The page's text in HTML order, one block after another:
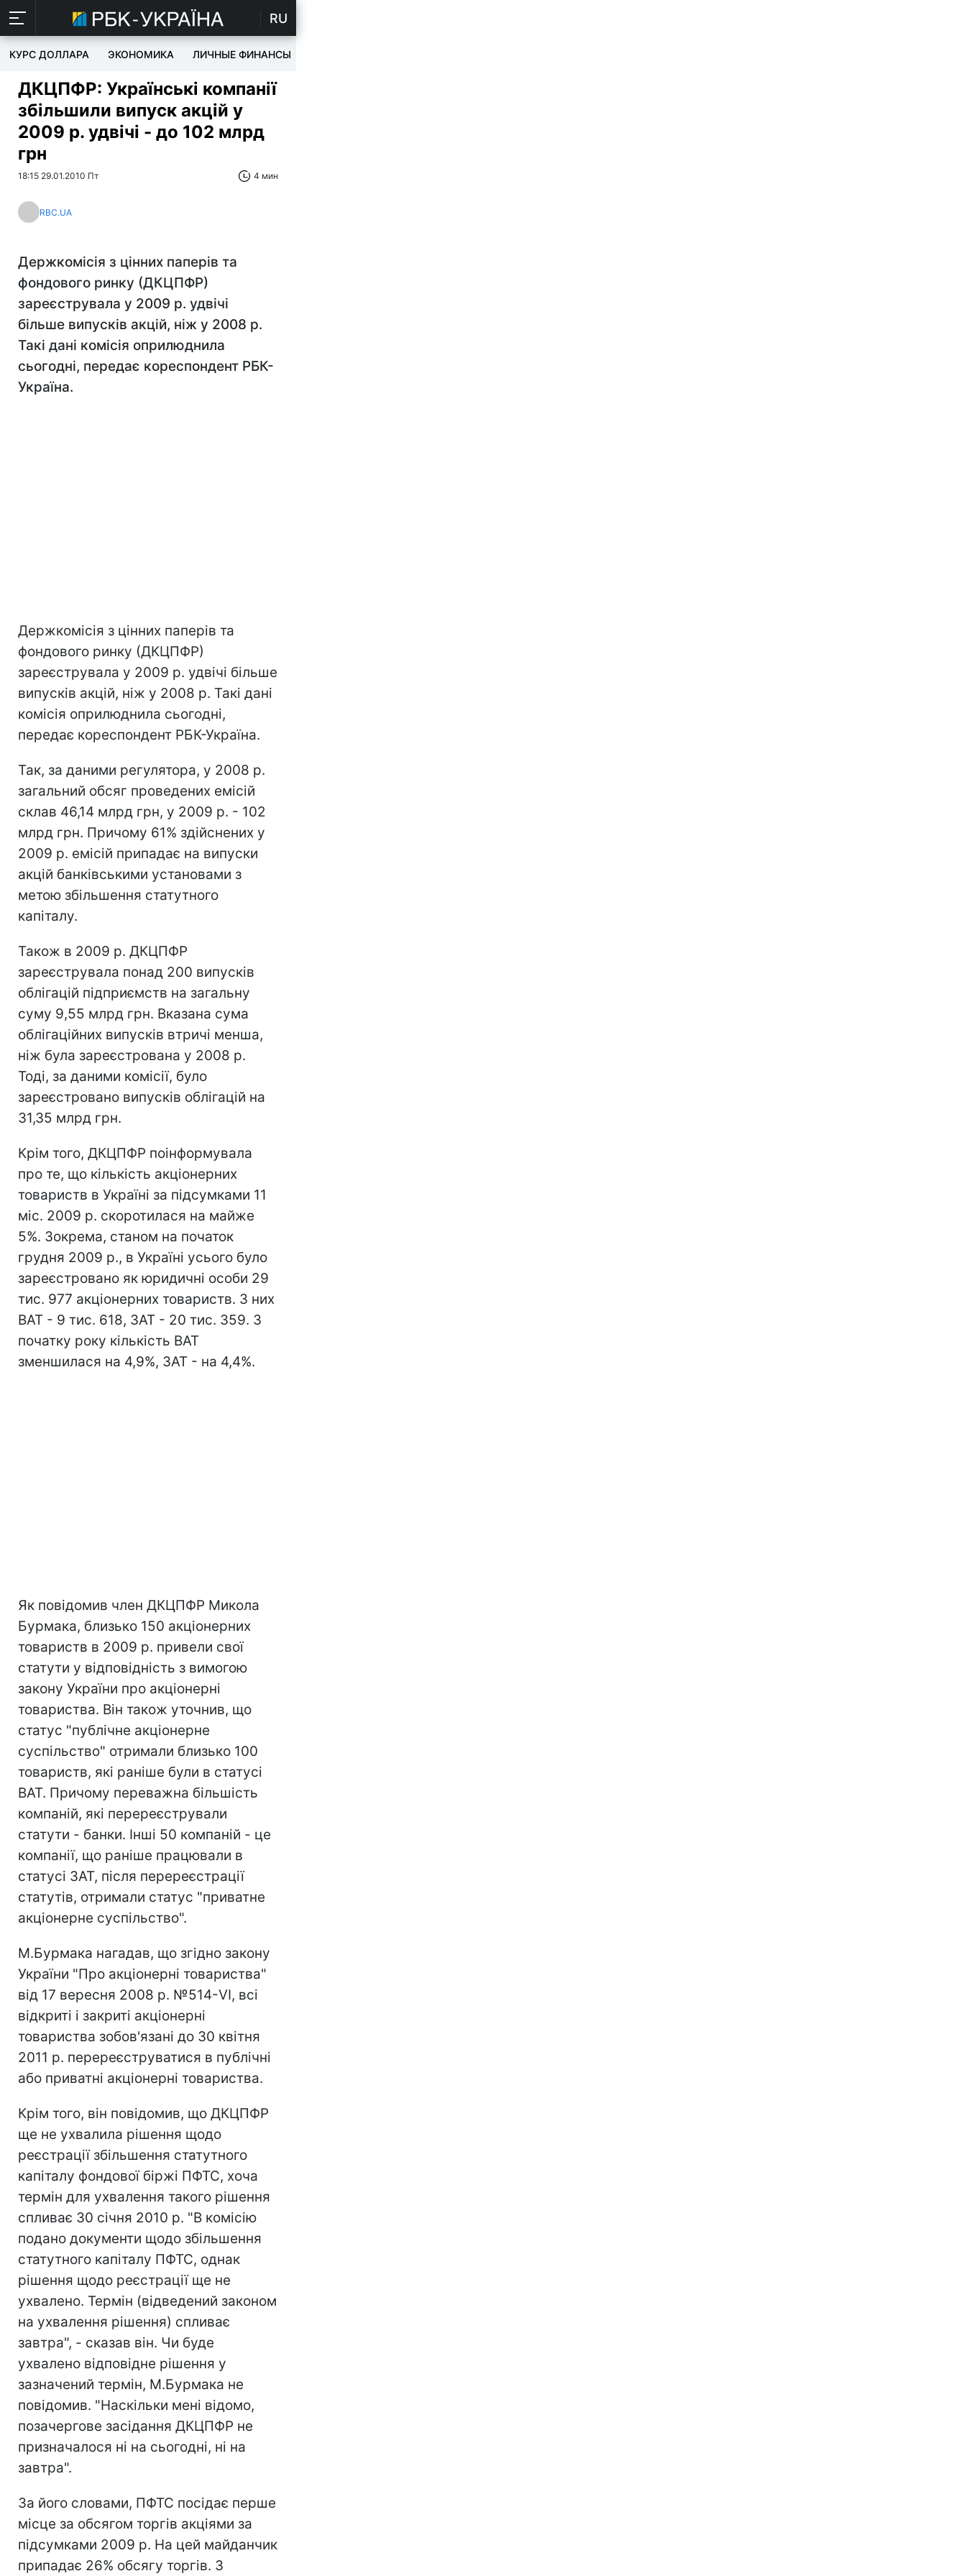
RU
КУРС ДОЛЛАРА ЭКОНОМИКА ЛИЧНЫЕ ФИНАНСЫ
ДКЦПФР: Українські компанії
збільшили випуск акцій у
2009 р. удвічі - до 102 млрд
грн
18:15 29.01.2010 Пт 4 мин
RBC.UA
Держкомісія з цінних паперів та
фондового ринку (ДКЦПФР)
зареєструвала у 2009 р. удвічі
більше випусків акцій, ніж у 2008 р.
Такі дані комісія оприлюднила
сьогодні, передає кореспондент РБК-
Україна.
Держкомісія з цінних паперів та
фондового ринку (ДКЦПФР)
зареєструвала у 2009 р. удвічі більше
випусків акцій, ніж у 2008 р. Такі дані
комісія оприлюднила сьогодні,
передає кореспондент РБК-Україна.
Так, за даними регулятора, у 2008 р.
загальний обсяг проведених емісій
склав 46,14 млрд грн, у 2009 р. - 102
млрд грн. Причому 61% здійснених у
2009 р. емісій припадає на випуски
акцій банківськими установами з
метою збільшення статутного
капіталу.
Також в 2009 р. ДКЦПФР
зареєструвала понад 200 випусків
облігацій підприємств на загальну
суму 9,55 млрд грн. Вказана сума
облігаційних випусків втричі менша,
ніж була зареєстрована у 2008 р.
Тоді, за даними комісії, було
зареєстровано випусків облігацій на
31,35 млрд грн.
Крім того, ДКЦПФР поінформувала
про те, що кількість акціонерних
товариств в Україні за підсумками 11
міс. 2009 р. скоротилася на майже
5%. Зокрема, станом на початок
грудня 2009 р., в Україні усього було
зареєстровано як юридичні особи 29
тис. 977 акціонерних товариств. З них
ВАТ - 9 тис. 618, ЗАТ - 20 тис. 359. З
початку року кількість ВАТ
зменшилася на 4,9%, ЗАТ - на 4,4%.
Як повідомив член ДКЦПФР Микола
Бурмака, близько 150 акціонерних
товариств в 2009 р. привели свої
статути у відповідність з вимогою
закону України про акціонерні
товариства. Він також уточнив, що
статус "публічне акціонерне
суспільство" отримали близько 100
товариств, які раніше були в статусі
ВАТ. Причому переважна більшість
компаній, які перереєстрували
статути - банки. Інші 50 компаній - це
компанії, що раніше працювали в
статусі ЗАТ, після перереєстрації
статутів, отримали статус "приватне
акціонерне суспільство".
М.Бурмака нагадав, що згідно закону
України "Про акціонерні товариства"
від 17 вересня 2008 р. №514-VI, всі
відкриті і закриті акціонерні
товариства зобов'язані до 30 квітня
2011 р. перереєструватися в публічні
або приватні акціонерні товариства.
Крім того, він повідомив, що ДКЦПФР
ще не ухвалила рішення щодо
реєстрації збільшення статутного
капіталу фондової біржі ПФТС, хоча
термін для ухвалення такого рішення
спливає 30 січня 2010 р. "В комісію
подано документи щодо збільшення
статутного капіталу ПФТС, однак
рішення щодо реєстрації ще не
ухвалено. Термін (відведений законом
на ухвалення рішення) спливає
завтра", - сказав він. Чи буде
ухвалено відповідне рішення у
зазначений термін, М.Бурмака не
повідомив. "Наскільки мені відомо,
позачергове засідання ДКЦПФР не
призначалося ні на сьогодні, ні на
завтра".
За його словами, ПФТС посідає перше
місце за обсягом торгів акціями за
підсумками 2009 р. На цей майданчик
припадає 26% обсягу торгів. З